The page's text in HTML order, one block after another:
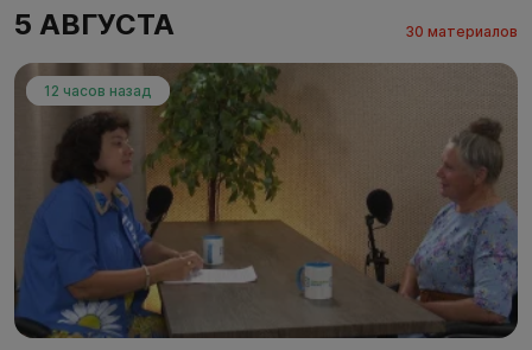
5 АВГУСТА 30 материалов
12 часов назад